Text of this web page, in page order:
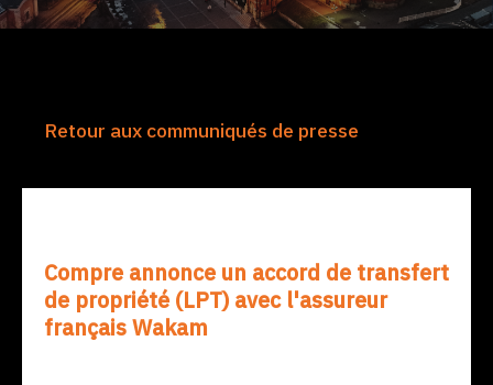
Retour aux communiqués de presse
Compre annonce un accord de transfert
de propriété (LPT) avec l'assureur
français Wakam